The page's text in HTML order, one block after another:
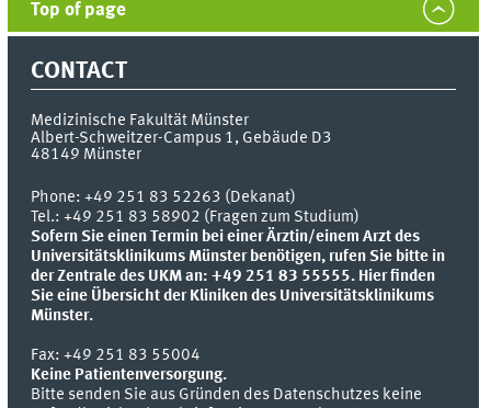
Top of page
CONTACT
Medizinische Fakultät Münster
Albert-Schweitzer-Campus 1, Gebäude D3
48149 Münster
Phone:+49 251 83 52263 (Dekanat)
Tel.: +49 251 83 58902 (Fragen zum Studium)
Sofern Sie einen Termin bei einer Ärztin/einem Arzt des
Universitätsklinikums Münster benötigen, rufen Sie bitte in
der Zentrale des UKM an: +49 251 83 55555. Hier finden
Sie eine Übersicht der Kliniken des Universitätsklinikums
Münster.
Fax:+49 251 83 55004
Keine Patientenversorgung.
Bitte senden Sie aus Gründen des Datenschutzes keine